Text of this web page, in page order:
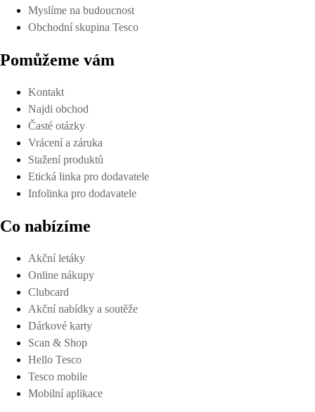
Myslíme na budoucnost
Obchodní skupina Tesco
Pomůžeme vám
Kontakt
Najdi obchod
Časté otázky
Vrácení a záruka
Stažení produktů
Etická linka pro dodavatele
Infolinka pro dodavatele
Co nabízíme
Akční letáky
Online nákupy
Clubcard
Akční nabídky a soutěže
Dárkové karty
Scan & Shop
Hello Tesco
Tesco mobile
Mobilní aplikace